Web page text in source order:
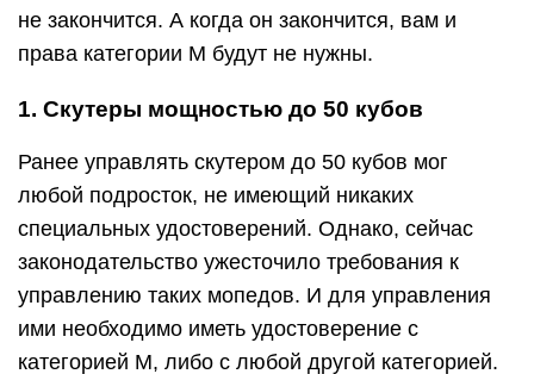
не закончится. А когда он закончится, вам и
права категории М будут не нужны.
1. Скутеры мощностью до 50 кубов
Ранее управлять скутером до 50 кубов мог
любой подросток, не имеющий никаких
специальных удостоверений. Однако, сейчас
законодательство ужесточило требования к
управлению таких мопедов. И для управления
ими необходимо иметь удостоверение с
категорией М, либо с любой другой категорией.